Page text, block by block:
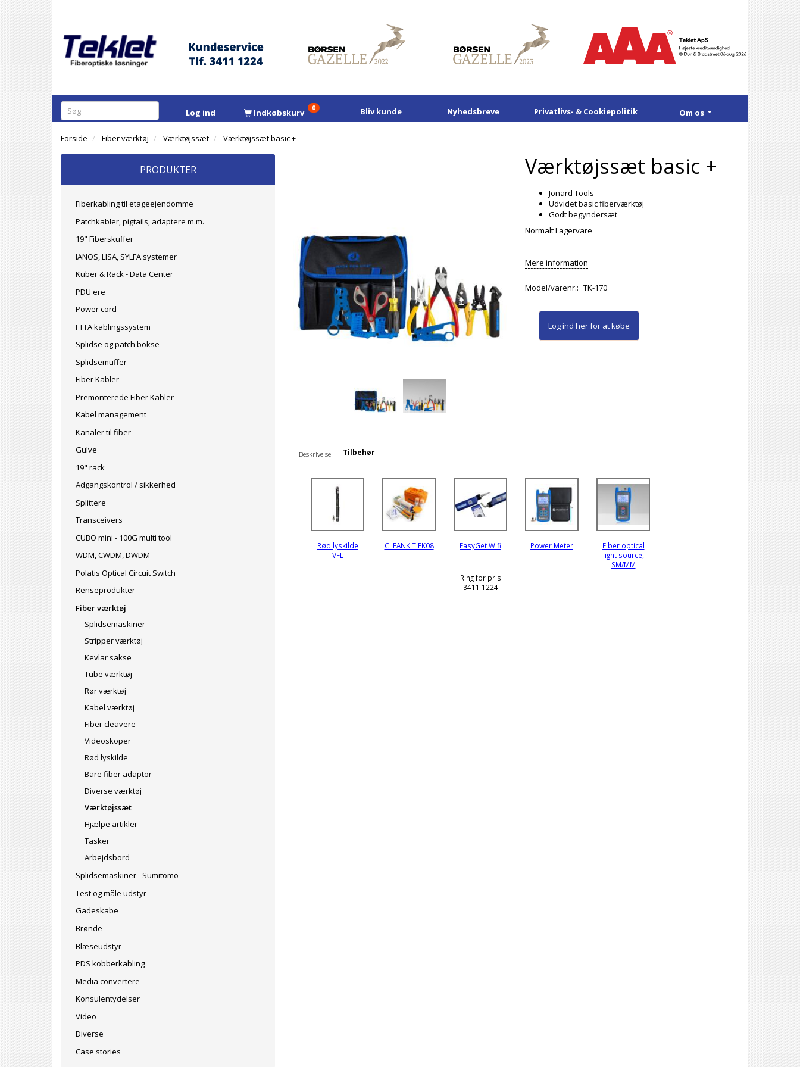
Log ind Indkøbskurv 0 Bliv kunde Nyhedsbreve Privatlivs- & Cookiepolitik Om os
Forside Fiber værktøj Værktøjssæt Værktøjssæt basic +
PRODUKTER
Fiberkabling til etageejendomme
Patchkabler, pigtails, adaptere m.m.
19" Fiberskuffer
IANOS, LISA, SYLFA systemer
Kuber & Rack - Data Center
PDU'ere
Power cord
FTTA kablingssystem
Splidse og patch bokse
Splidsemuffer
Fiber Kabler
Premonterede Fiber Kabler
Kabel management
Kanaler til fiber
Gulve
19" rack
Adgangskontrol / sikkerhed
Splittere
Transceivers
CUBO mini - 100G multi tool
WDM, CWDM, DWDM
Polatis Optical Circuit Switch
Renseprodukter
Fiber værktøj
Splidsemaskiner
Stripper værktøj
Kevlar sakse
Tube værktøj
Rør værktøj
Kabel værktøj
Fiber cleavere
Videoskoper
Rød lyskilde
Bare fiber adaptor
Diverse værktøj
Værktøjssæt
Hjælpe artikler
Tasker
Arbejdsbord
Splidsemaskiner - Sumitomo
Test og måle udstyr
Gadeskabe
Brønde
Blæseudstyr
PDS kobberkabling
Media convertere
Konsulentydelser
Video
Diverse
Case stories
Værktøjssæt basic +
Jonard Tools
Udvidet basic fiberværktøj
Godt begyndersæt
Normalt Lagervare
Mere information
Model/varenr.: TK-170
Log ind herfor at købe
Beskrivelse Tilbehør
Rød lyskilde
VFL
CLEANKIT FK08 EasyGet Wifi
Ring for pris
3411 1224
Power Meter
Fiber optical
light source,
SM/MM